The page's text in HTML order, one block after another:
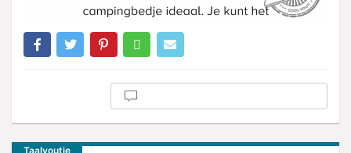
Taalvoutje